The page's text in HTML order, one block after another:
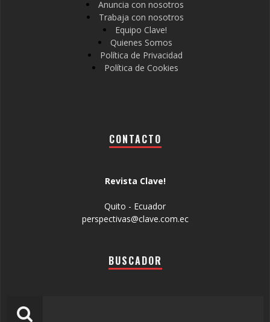
Anuncia con nosotros
Trabaja con nosotros
Equipo Clave!
Quienes Somos
Política de Privacidad
Política de Cookies
CONTACTO
Revista Clave!
Quito - Ecuador
perspectivas@clave.com.ec
BUSCADOR